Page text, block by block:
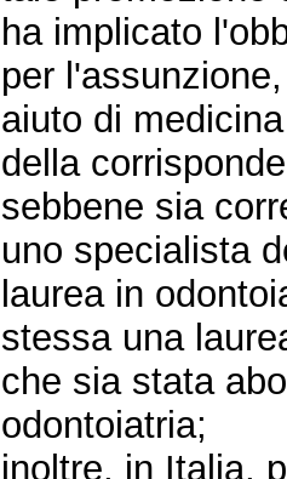
ha implicato
per
aiuto di
della
sebbene sia
uno specialista
laurea in
stessa una
che sia stata
odontoiatria;
inoltre, in Italia,